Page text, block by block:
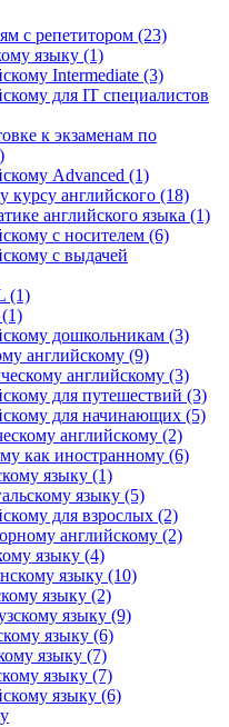
с репетитором (23)
языку (1)
Intermediate (3)
для IT специалистов
к экзаменам по
Advanced (1)
английского (18)
английского языка (1)
с носителем (6)
с выдачей
(1)
дошкольникам (3)
английскому (9)
английскому (3)
для путешествий (3)
для начинающих (5)
английскому (2)
как иностранному (6)
языку (1)
языку (5)
для взрослых (2)
английскому (2)
языку (4)
языку (10)
языку (2)
языку (9)
языку (6)
языку (7)
языку (7)
языку (6)